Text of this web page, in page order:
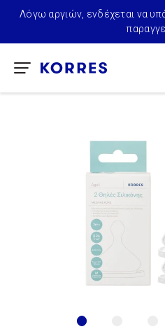
Λόγω αργιών, ενδέχεται να